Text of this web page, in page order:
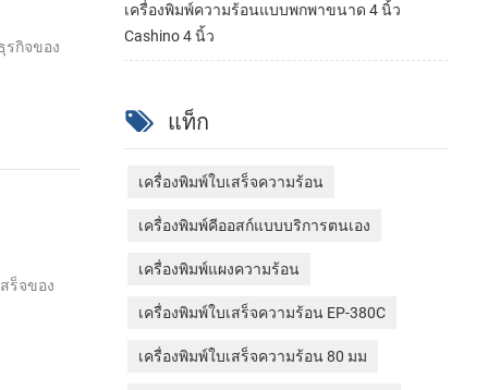
กิจของ
ร็จของ
เครื่องพิมพ์ความร้อนแบบพกพาขนาด 4 นิ้ว
Cashino 4 นิ้ว
แท็ก
เครื่องพิมพ์ใบเสร็จความร้อน
เครื่องพิมพ์คีออสก์แบบบริการตนเอง
เครื่องพิมพ์แผงความร้อน
เครื่องพิมพ์ใบเสร็จความร้อน EP-380C
เครื่องพิมพ์ใบเสร็จความร้อน 80 มม